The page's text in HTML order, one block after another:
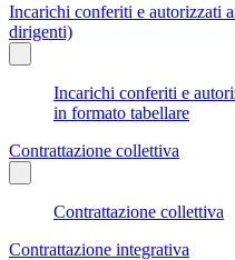
Incarichi conferiti e autorizzati
dirigenti)
Incarichi conferiti e
in formato tabellare
Contrattazione collettiva
Contrattazione collettiva
Contrattazione integrativa